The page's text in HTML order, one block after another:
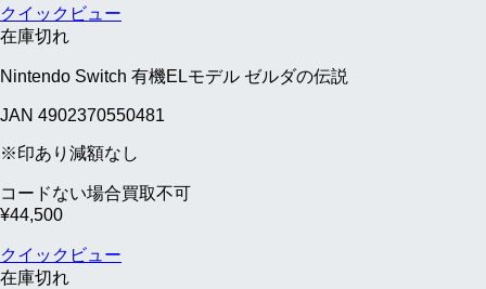
クイックビュー
在庫切れ
Nintendo Switch 有機ELモデル ゼルダの伝説
JAN 4902370550481
※印あり減額なし
コードない場合買取不可
¥44,500
クイックビュー
在庫切れ